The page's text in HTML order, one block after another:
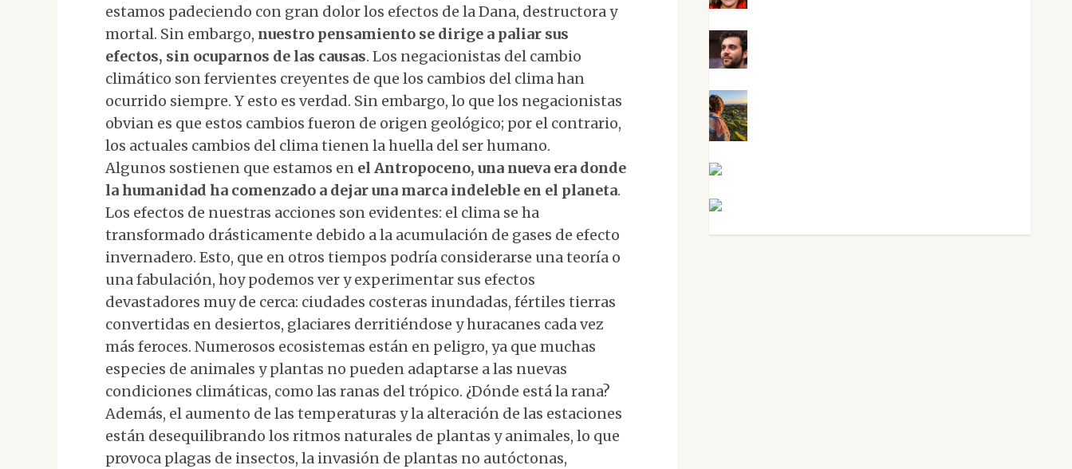
estamos padeciendo con gran dolor los efectos de la Dana, destructora y
mortal. Sin embargo, nuestro pensamiento se dirige a paliar sus
efectos, sin ocuparnos de las causas. Los negacionistas del cambio
climático son fervientes creyentes de que los cambios del clima han
ocurrido siempre. Y esto es verdad. Sin embargo, lo que los negacionistas
obvian es que estos cambios fueron de origen geológico; por el contrario,
los actuales cambios del clima tienen la huella del ser humano.
Algunos sostienen que estamos en el Antropoceno, una nueva era donde
la humanidad ha comenzado a dejar una marca indeleble en el planeta.
Los efectos de nuestras acciones son evidentes: el clima se ha
transformado drásticamente debido a la acumulación de gases de efecto
invernadero. Esto, que en otros tiempos podría considerarse una teoría o
una fabulación, hoy podemos ver y experimentar sus efectos
devastadores muy de cerca: ciudades costeras inundadas, fértiles tierras
convertidas en desiertos, glaciares derritiéndose y huracanes cada vez
más feroces. Numerosos ecosistemas están en peligro, ya que muchas
especies de animales y plantas no pueden adaptarse a las nuevas
condiciones climáticas, como las ranas del trópico. ¿Dónde está la rana?
Además, el aumento de las temperaturas y la alteración de las estaciones
están desequilibrando los ritmos naturales de plantas y animales, lo que
provoca plagas de insectos, la invasión de plantas no autóctonas,